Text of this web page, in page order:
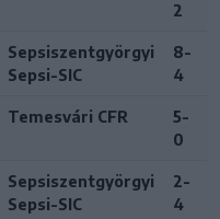
2
Sepsiszentgyörgyi
Sepsi-SIC
8-
4
Temesvári CFR
5-
0
Sepsiszentgyörgyi
Sepsi-SIC
2-
4